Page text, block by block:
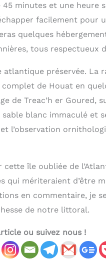
minutes et une heure
facilement pour
quelques
tous respectueux
préservée. La
de Houat en
de Treac’h er Goured,
blanc immaculé et
l’observation
île oubliée de
qui mériteraient d’être
en commentaire, je
de notre littoral.
ou suivez nous !